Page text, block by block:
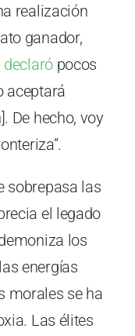
realización
ganador,
declarópocos
aceptará
De hecho, voy
sobrepasa las
el legado
los
energías
morales se ha
Las élites